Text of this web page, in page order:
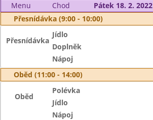
Menu
Chod
Pátek 18. 2. 2022
Přesnídávka (9:00 - 10:00)
Přesnídávka
Jídlo
Doplněk
Nápoj
Oběd (11:00 - 14:00)
Oběd
Polévka
Jídlo
Nápoj